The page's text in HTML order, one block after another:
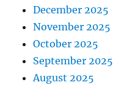
December 2025
November 2025
October 2025
September 2025
August 2025